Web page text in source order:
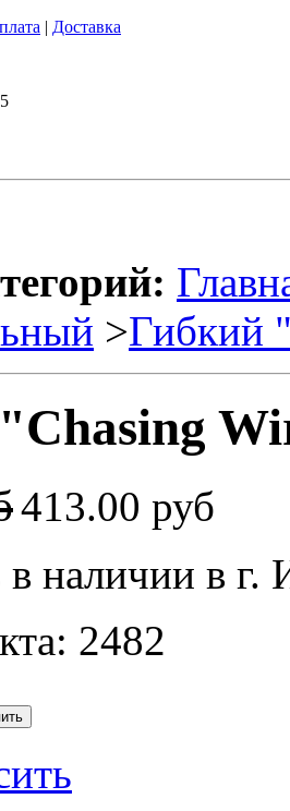
| Доставка
>Гибкий
413.00 руб
в наличии в г.
2482